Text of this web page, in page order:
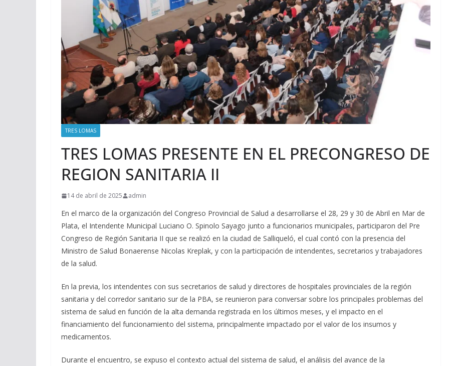
TRES LOMAS
TRES LOMAS PRESENTE EN EL PRECONGRESO DE
REGION SANITARIA II
14 de abril de 2025 admin
En el marco de la organización del Congreso Provincial de Salud a desarrollarse el 28, 29 y 30 de Abril en Mar de
Plata, el Intendente Municipal Luciano O. Spinolo Sayago junto a funcionarios municipales, participaron del Pre
Congreso de Región Sanitaria II que se realizó en la ciudad de Salliqueló, el cual contó con la presencia del
Ministro de Salud Bonaerense Nicolas Kreplak, y con la participación de intendentes, secretarios y trabajadores
de la salud.
En la previa, los intendentes con sus secretarios de salud y directores de hospitales provinciales de la región
sanitaria y del corredor sanitario sur de la PBA, se reunieron para conversar sobre los principales problemas del
sistema de salud en función de la alta demanda registrada en los últimos meses, y el impacto en el
financiamiento del funcionamiento del sistema, principalmente impactado por el valor de los insumos y
medicamentos.
Durante el encuentro, se expuso el contexto actual del sistema de salud, el análisis del avance de la